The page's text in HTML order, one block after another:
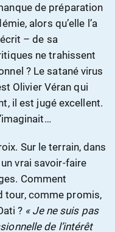
de préparation
alors qu’elle l’a
– de sa
ne trahissent
? Le satané virus
Olivier Véran qui
il est jugé excellent.
Sur le terrain, dans
vrai savoir-faire
Comment
tour, comme promis,
? « Je ne suis pas
de l’intérêt